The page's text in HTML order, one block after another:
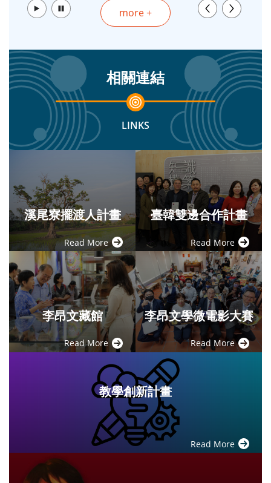
播放 暫停 more +
相關連結
LINKS
溪尾寮擺渡人計畫
Read More
臺韓雙邊合作計畫
Read More
李昂文藏館
Read More
李昂文學微電影大賽
Read More
教學創新計畫
Read More